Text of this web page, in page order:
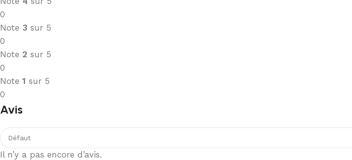
0
Note 3 sur 5
0
Note 2 sur 5
0
Note 1 sur 5
0
Avis
Il n’y a pas encore d’avis.